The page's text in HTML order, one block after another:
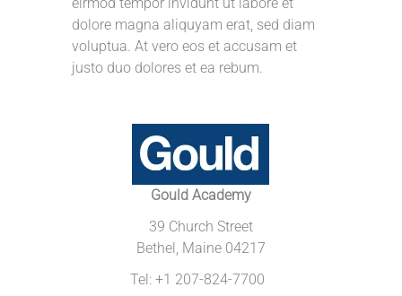
dolore magna aliquyam erat, sed diam
voluptua. At vero eos et accusam et
justo duo dolores et ea rebum.
Gould Academy
39 Church Street
Bethel, Maine 04217
Tel: +1 207-824-7700